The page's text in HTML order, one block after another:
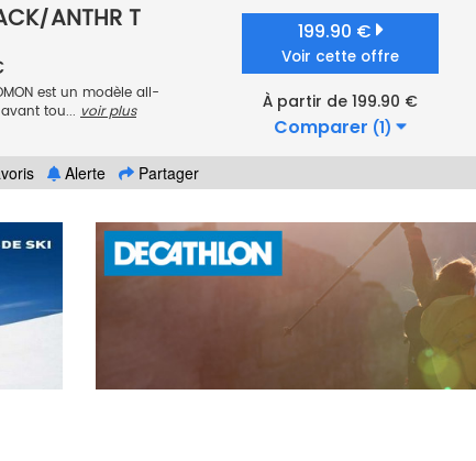
ANTHR T
est un modèle all-
tou... voir plus
199.90 €
Voir cette offre
À partir de 199.90 €
Comparer (1)
Alerte Partager